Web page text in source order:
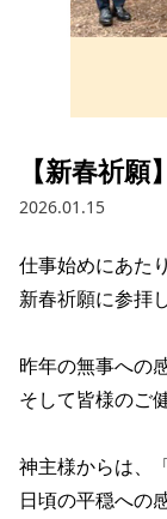
【新春祈
2026.01.15
仕事始めにあた
新春祈願に参拝
昨年の無事への
そして皆様のご
神主様からは、
日頃の平穏への